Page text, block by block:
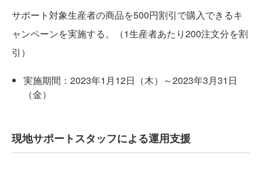
サポート対象生産者の商品を500円割引で購入できるキ
ャンペーンを実施する。（1生産者あたり200注文分を割
引）
実施期間：2023年1月12日（木）～2023年3月31日
（金）
現地サポートスタッフによる運用支援